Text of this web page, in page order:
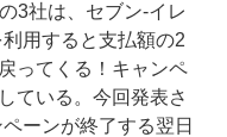
3社は、セブン-イレ
用すると支払額の2
ってくる！キャンペ
ている。今回発表さ
ーンが終了する翌日